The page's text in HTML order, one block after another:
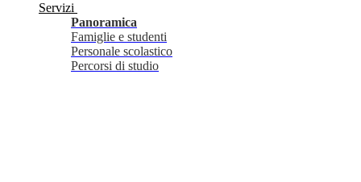
Servizi
Panoramica
Famiglie e studenti
Personale scolastico
Percorsi di studio